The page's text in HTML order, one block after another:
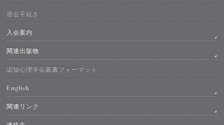
退会手続き
入会案内
関連出版物
認知心理学会叢書フォーマット
English
関連リンク